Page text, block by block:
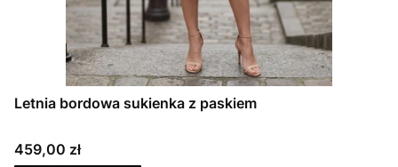
Letnia bordowa sukienka z paskiem
Cena
459,00 zł